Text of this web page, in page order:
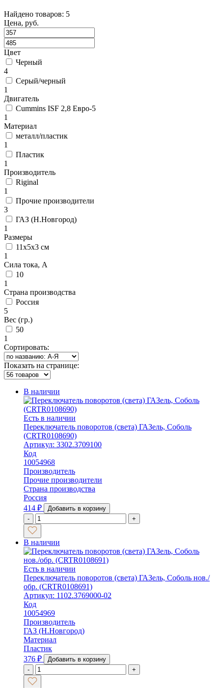
Найдено товаров: 5
Цена, руб.
Цвет
Черный
4
Серый/черный
1
Двигатель
Cummins ISF 2,8 Евро-5
1
Материал
металл/пластик
1
Пластик
1
Производитель
Riginal
1
Прочие производители
3
ГАЗ (Н.Новгород)
1
Размеры
11х5х3 см
1
Сила тока, А
10
1
Страна производства
Россия
5
Вес (гр.)
50
1
Сортировать:
Показать на странице:
В наличии
Есть в наличии
Переключатель поворотов (света) ГАЗель, Соболь
(CRTR0108690)
Артикул: 3302.3709100
Код
10054968
Производитель
Прочие производители
Страна производства
Россия
414 ₽
Добавить в корзину
-
+
В наличии
Есть в наличии
Переключатель поворотов (света) ГАЗель, Соболь нов./
обр. (CRTR0108691)
Артикул: 1102.3769000-02
Код
10054969
Производитель
ГАЗ (Н.Новгород)
Материал
Пластик
376 ₽
Добавить в корзину
-
+